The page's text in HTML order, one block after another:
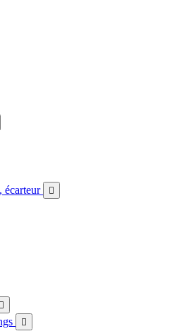
écarteur 

